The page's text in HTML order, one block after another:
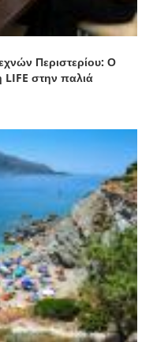
Περιστερίου: Ο
LIFE στην παλιά